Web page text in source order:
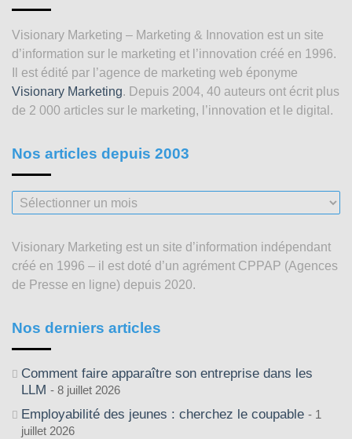
Visionary Marketing – Marketing & Innovation est un site
d’information sur le marketing et l’innovation créé en 1996.
Il est édité par l’agence de marketing web éponyme
Visionary Marketing. Depuis 2004, 40 auteurs ont écrit plus
de 2 000 articles sur le marketing, l’innovation et le digital.
Nos articles depuis 2003
Nos
articles
2003
Visionary Marketing est un site d’information indépendant
créé en 1996 – il est doté d’un agrément CPPAP (Agences
de Presse en ligne) depuis 2020.
Nos derniers articles
Comment faire apparaître son entreprise dans les
LLM
8 juillet 2026
Employabilité des jeunes : cherchez le coupable
1
juillet 2026